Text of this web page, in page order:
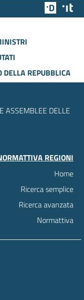
Team
DELLA REPUBBLICA
ASSEMBLEE DELLE
REGIONI
Home
Ricerca semplice
Ricerca avanzata
Normattiva